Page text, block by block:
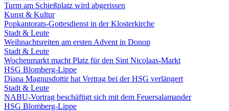
Turm am Schießplatz wird abgerissen
Kunst & Kultur
Popkantorats-Gottesdienst in der Klosterkirche
Stadt & Leute
Weihnachtsreiten am ersten Advent in Donop
Stadt & Leute
Wochenmarkt macht Platz für den Sint Nicolaas-Markt
HSG Blomberg-Lippe
Diana Magnusdottir hat Vertrag bei der HSG verlängert
Stadt & Leute
NABU-Vortrag beschäftigt sich mit dem Feuersalamander
HSG Blomberg-Lippe